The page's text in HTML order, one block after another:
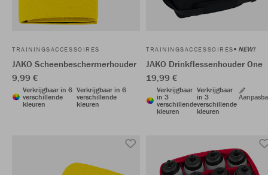
TRAININGSACCESSOIRES
JAKO Scheenbeschermerhouder
9,99 €
Verkrijgbaar in 6
verschillende
kleuren
Verkrijgbaar in 6
verschillende
kleuren
TRAININGSACCESSOIRES NEW!
JAKO Drinkflessenhouder One
19,99 €
Verkrijgbaar
in 3
verschillende
kleuren
Verkrijgbaar
in 3
verschillende
kleuren